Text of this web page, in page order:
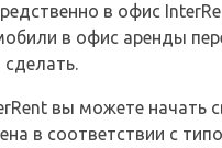
в офис
в офис аренды
вы можете начать
в соответствии с